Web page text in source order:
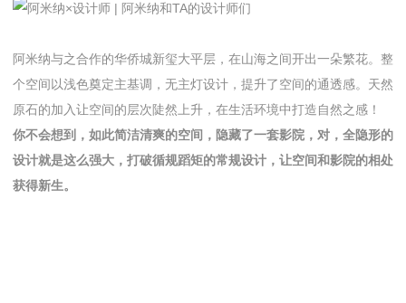
阿米纳与之合作的华侨城新玺大平层，在山海之间开出一朵繁花。整
个空间以浅色奠定主基调，无主灯设计，提升了空间的通透感。天然
原石的加入让空间的层次陡然上升，在生活环境中打造自然之感！
你不会想到，如此简洁清爽的空间，隐藏了一套影院，对，全隐形的
设计就是这么强大，打破循规蹈矩的常规设计，让空间和影院的相处
获得新生。